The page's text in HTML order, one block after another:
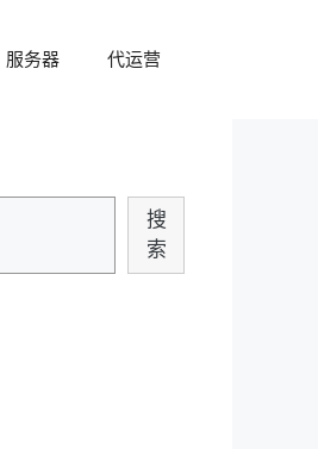
服务器 代运营
搜
索